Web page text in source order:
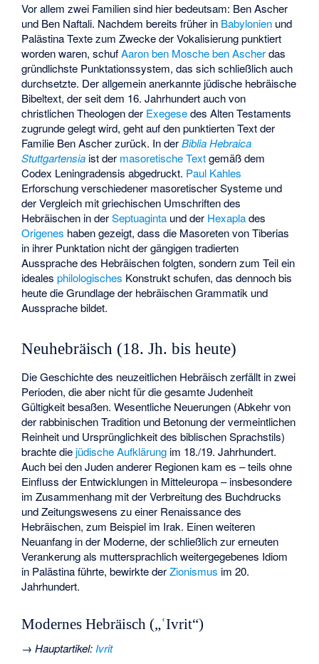
Vor allem zwei Familien sind hier bedeutsam: Ben Ascher
und Ben Naftali. Nachdem bereits früher in Babylonien und
Palästina Texte zum Zwecke der Vokalisierung punktiert
worden waren, schufAaron ben Mosche ben Ascherdas
gründlichste Punktationssystem, das sich schließlich auch
durchsetzte. Der allgemein anerkannte jüdische hebräische
Bibeltext, der seit dem 16. Jahrhundert auch von
christlichen Theologen der Exegesedes Alten Testaments
zugrunde gelegt wird, geht auf den punktierten Text der
Familie Ben Ascher zurück. In derBiblia Hebraica
Stuttgartensia ist der masoretische Textgemäß dem
Codex Leningradensis abgedruckt. Paul Kahles
Erforschung verschiedener masoretischer Systeme und
der Vergleich mit griechischen Umschriften des
Hebräischen in derSeptuaginta und der Hexaplades
Origenes haben gezeigt, dass die Masoreten von Tiberias
in ihrer Punktation nicht der gängigen tradierten
Aussprache des Hebräischen folgten, sondern zum Teil ein
idealesphilologisches Konstrukt schufen, das dennoch bis
heute die Grundlage der hebräischen Grammatik und
Aussprache bildet.
Neuhebräisch (18. Jh. bis heute)
Die Geschichte des neuzeitlichen Hebräisch zerfällt in zwei
Perioden, die aber nicht für die gesamte Judenheit
Gültigkeit besaßen. Wesentliche Neuerungen (Abkehr von
der rabbinischen Tradition und Betonung der vermeintlichen
Reinheit und Ursprünglichkeit des biblischen Sprachstils)
brachte die jüdische Aufklärung im 18./19. Jahrhundert.
Auch bei den Juden anderer Regionen kam es – teils ohne
Einfluss der Entwicklungen in Mitteleuropa – insbesondere
im Zusammenhang mit der Verbreitung des Buchdrucks
und Zeitungswesens zu einer Renaissance des
Hebräischen, zum Beispiel im Irak. Einen weiteren
Neuanfang in der Moderne, der schließlich zur erneuten
Verankerung als muttersprachlich weitergegebenes Idiom
in Palästina führte, bewirkte derZionismus im 20.
Jahrhundert.
Modernes Hebräisch („ʿIvrit“)
→Hauptartikel: Ivrit